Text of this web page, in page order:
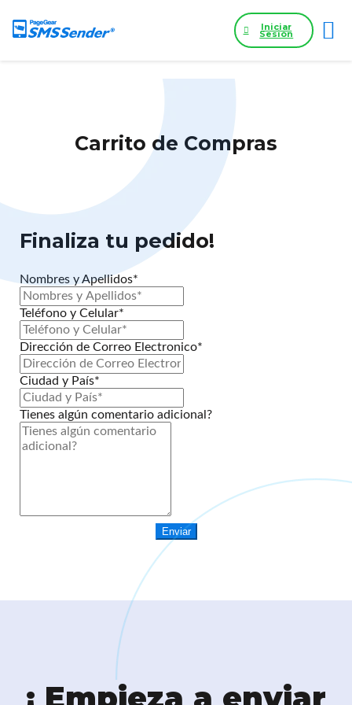
Iniciar
Sesión
Carrito de Compras
Finaliza tu pedido!
Nombres y Apellidos*
Teléfono y Celular*
Dirección de Correo Electronico*
Ciudad y País*
Tienes algún comentario adicional?
Enviar